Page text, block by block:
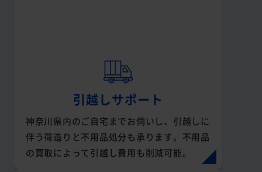
引越しサポート
神奈川県内のご自宅までお伺いし、引越しに
伴う荷造りと不用品処分も承ります。不用品
の買取によって引越し費用も削減可能。